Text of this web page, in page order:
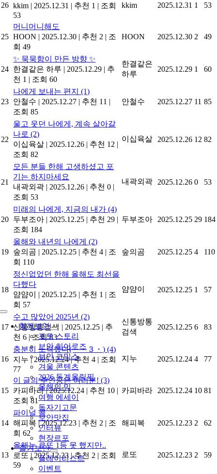
Toggle
Navigation함께보안
포토 스토리
보안 히어로즈
보안 코믹스
겨울 콘텐츠
2026 동계올림픽
올해의 밈
여행 에세이
독자기고문
보안맛집
인터뷰
현장르포
즐겨보안
플레이리스트
이벤트
26 kkim | 2025.12.31 | 추천 1 | 조회
53
kkim 2025.12.31 1 53
25
머니머니해도
HOON | 2025.12.30 | 추천 2 | 조
회 49
HOON 2025.12.30 2 49
24
✨ 묵묵함이 만든 방향 ✨
한결같은 하루 | 2025.12.29 | 추
천 1 | 조회 60
한결같은
하루
2025.12.29 1 60
23
나에게 보내는 편지(1)
안철수 | 2025.12.27 | 추천 11 |
조회 85
안철수 2025.12.27 11 85
22
울고 웃던 나에게, 계속 살아갈
나로(2)
이십육살 | 2025.12.26 | 추천 12 |
조회 82
이십육살 2025.12.26 12 82
21
모든 분들 한해 고생하셨고 포
기는 하지마세요
내곽외곽 | 2025.12.26 | 추천 0 |
조회 53
내곽외곽 2025.12.26 0 53
20
미래의 나에게, 지금의 내가(4)
두부조아 | 2025.12.25 | 추천 29 |
조회 184
두부조아 2025.12.25 29 184
19
올해와 내년의 나에게(2)
숲의곰 | 2025.12.25 | 추천 4 | 조
회 110
숲의곰 2025.12.25 4 110
18
정신없었던 한해 올해도 최선을
다했다
얌얌이
| 2025.12.25 | 추천 1 | 조
회 57
얌얌이 2025.12.25 1 57
17
수고 많았어 2025년(2)
신통방통검색 | 2025.12.25 | 추
천 6 | 조회 83
신통방통
검색
2025.12.25 6 83
16
충분히 노력했다( ・３・)(4)
지누 | 2025.12.24 | 추천 4 | 조회
77
지누 2025.12.24 4 77
15
이 글의 주인공은 여러분!(3)
카피바라 | 2025.12.24 | 추천 10 |
조회 81
카피바라 2025.12.24 10 81
14
파이널 콜
해피복 | 2025.12.23 | 추천 2 | 조
회 62
해피복 2025.12.23 2 62
13
올해는 로또 1등 못 했지만..
로또 | 2025.12.23 | 추천 2 | 조회
59
로또 2025.12.23 2 59